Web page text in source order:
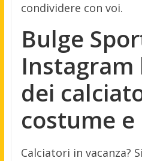
condividere con voi.
Bulge
dei
costume
Calciatori in vacanza?